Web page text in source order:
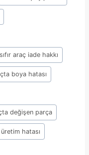
sıfır araç iade hakkı
boya hatası
değişen parça
hatası